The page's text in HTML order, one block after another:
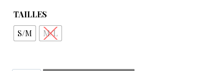
TAILLES
S/M
M/L